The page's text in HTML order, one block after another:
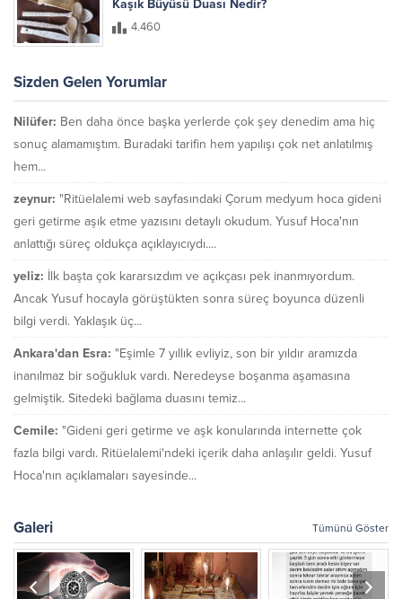
Kaşık Büyüsü Duası Nedir?
4.460
Sizden Gelen Yorumlar
Nilüfer: Ben daha önce başka yerlerde çok şey denedim ama hiç
sonuç alamamıştım. Buradaki tarifin hem yapılışı çok net anlatılmış
hem...
zeynur: "Ritüelalemi web sayfasındaki Çorum medyum hoca gideni
geri getirme aşık etme yazısını detaylı okudum. Yusuf Hoca'nın
anlattığı süreç oldukça açıklayıcıydı....
yeliz: İlk başta çok kararsızdım ve açıkçası pek inanmıyordum.
Ancak Yusuf hocayla görüştükten sonra süreç boyunca düzenli
bilgi verdi. Yaklaşık üç...
Ankara'dan Esra: "Eşimle 7 yıllık evliyiz, son bir yıldır aramızda
inanılmaz bir soğukluk vardı. Neredeyse boşanma aşamasına
gelmiştik. Sitedeki bağlama duasını temiz...
Cemile: "Gideni geri getirme ve aşk konularında internette çok
fazla bilgi vardı. Ritüelalemi'ndeki içerik daha anlaşılır geldi. Yusuf
Hoca'nın açıklamaları sayesinde...
Galeri Tümünü Göster